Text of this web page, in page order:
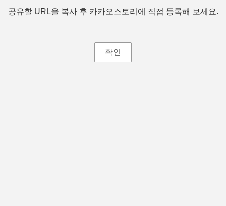
공유할 URL을 복사 후 카카오스토리에 직접 등록해 보세요.
확인